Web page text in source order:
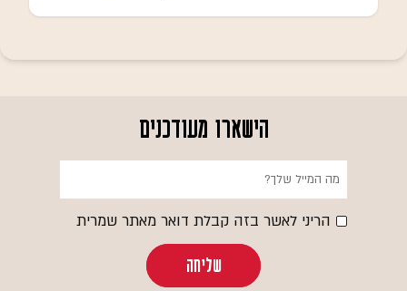
הישארו מעודכנים
הריני לאשר בזה קבלת דואר מאתר שמרית
שליחה